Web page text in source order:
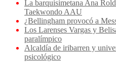
La barquisimetana Ana
Taekwondo AAU
¿Bellingham provocó a
Los Larenses Vargas y
paralímpico
Alcaldía de iribarren y
psicológico